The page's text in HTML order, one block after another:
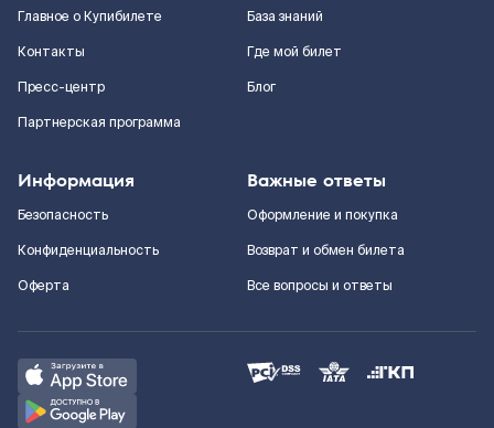
Главное о Купибилете
Контакты
Пресс-центр
Партнерская программа
База знаний
Где мой билет
Блог
Информация
Безопасность
Конфиденциальность
Оферта
Важные ответы
Оформление и покупка
Возврат и обмен билета
Все вопросы и ответы